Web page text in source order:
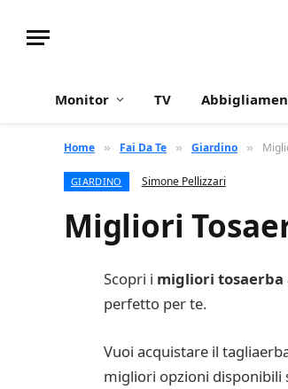
Monitor TV
Home » Fai Da Te » Giardino »
GIARDINO Simone Pellizzari
Migliori
Scopri i migliori tosaerba
perfetto per te.
Vuoi acquistare il
migliori opzioni disponibili